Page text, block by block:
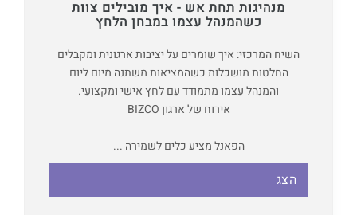
מנהיגות תחת אש - איך מובילים צוות
כשהמנהל עצמו במבחן הלחץ
השיח המרכזי: איך שומרים על יציבות ארגונית ומקבלים
החלטות מושכלות כשהמציאות משתנה מיום ליום
והמנהל עצמו מתמודד עם לחץ אישי ומקצועי.
אירוח של ארגון BIZCO
הפאנל מציע כלים לשמירה ...
הצג